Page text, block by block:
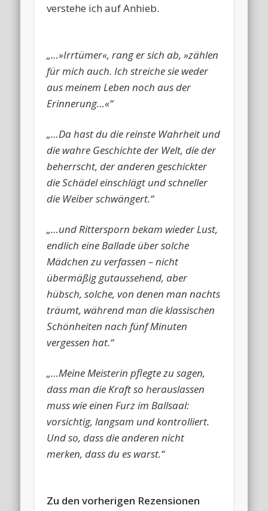
verstehe ich auf Anhieb.
„…»Irrtümer«, rang er sich ab, »zählen
für mich auch. Ich streiche sie weder
aus meinem Leben noch aus der
Erinnerung…«“
„…Da hast du die reinste Wahrheit und
die wahre Geschichte der Welt, die der
beherrscht, der anderen geschickter
die Schädel einschlägt und schneller
die Weiber schwängert.“
„…und Rittersporn bekam wieder Lust,
endlich eine Ballade über solche
Mädchen zu verfassen – nicht
übermäßig gutaussehend, aber
hübsch, solche, von denen man nachts
träumt, während man die klassischen
Schönheiten nach fünf Minuten
vergessen hat.“
„…Meine Meisterin pflegte zu sagen,
dass man die Kraft so herauslassen
muss wie einen Furz im Ballsaal:
vorsichtig, langsam und kontrolliert.
Und so, dass die anderen nicht
merken, dass du es warst.“
Zu den vorherigen Rezensionen